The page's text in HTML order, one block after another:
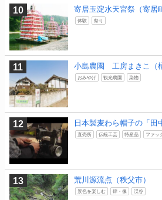
寄居玉淀水天宮祭（寄居
体験 祭り
小島農園 工房まきこ（
おみやげ 観光農園 染物
日本製麦わら帽子の「田
直売所 伝統工芸 特産品 ファッ
荒川源流点（秩父市）
景色を楽しむ 碑・像 渓谷